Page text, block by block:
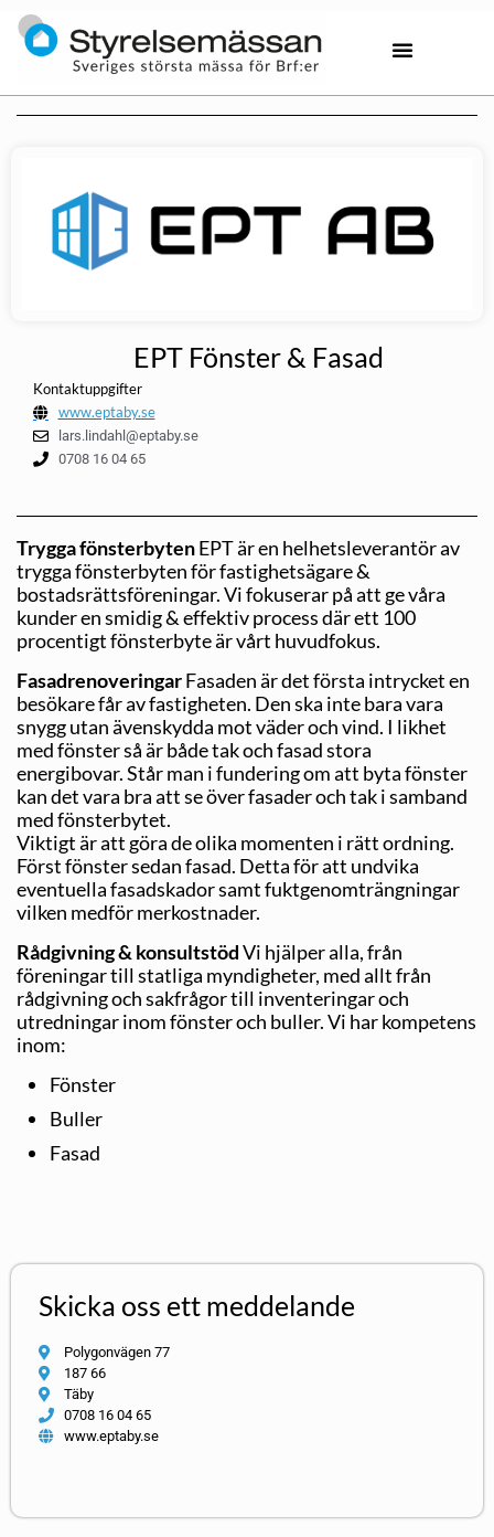
EPT Fönster & Fasad
Kontaktuppgifter
www.eptaby.se
lars.lindahl@eptaby.se
0708 16 04 65
Trygga fönsterbytenEPT är en helhetsleverantör av
trygga fönsterbyten för fastig­hetsägare &
bostadsrättsföreningar. Vi fokuserar på att ge våra
kunder en smidig & effektiv process där ett 100
procentigt fönsterbyte är vårt huvudfokus.
FasadrenoveringarFasaden är det första intrycket en
besökare får av fastigheten. Den ska inte bara vara
snygg utan ävenskydda mot väder och vind. I likhet
med fönster så är både tak och fasad stora
energibovar. Står man i fundering om att byta fönster
kan det vara bra att se över fasader och tak i samband
med fönsterbytet.
Viktigt är att göra de olika momenten i rätt ordning.
Först fönster sedan fasad. Detta för att undvika
eventuella fasadskador samt fuktgenomträngningar
vilken medför merkostnader.
Rådgivning & konsultstödVi hjälper alla, från
föreningar till statliga myndigheter, med allt från
rådgivning och sakfrågor till inventeringar och
utredningar inom fönster och buller. Vi har kompetens
inom:
Fönster
Buller
Fasad
Skicka oss ett meddelande
Polygonvägen 77
187 66
Täby
0708 16 04 65
www.eptaby.se